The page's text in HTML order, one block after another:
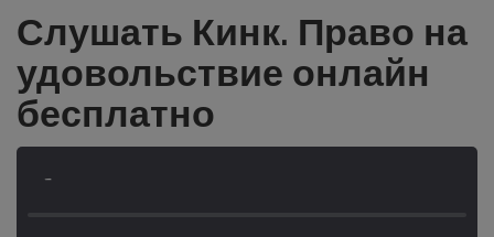
Слушать Кинк. Право на
удовольствие онлайн
бесплатно
-